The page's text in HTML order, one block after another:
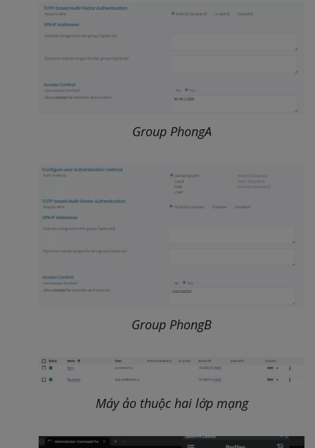
Group PhongA
Group PhongB
Máy ảo thuộc hai lớp mạng